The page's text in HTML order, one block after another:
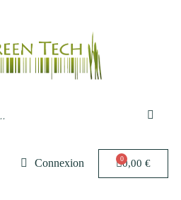
Connexion 0,00 €